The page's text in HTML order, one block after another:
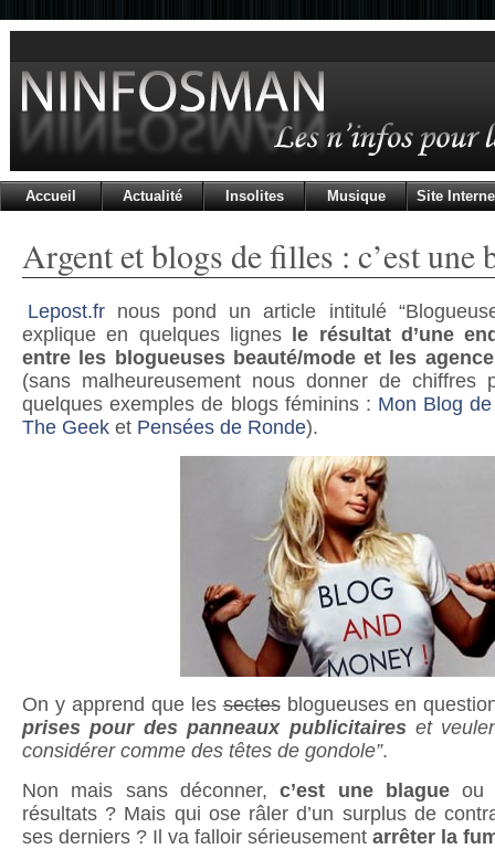
Accueil Actualité Insolites Musique Site
Argent et blogs de filles : c’est une
Lepost.fr nous pond un article intitulé
explique en quelques lignes
le résultat d’une
entre les blogueuses beauté/mode et les
(sans malheureusement nous donner de chiffres
quelques exemples de blogs féminins : Mon Blog
The Geek et Pensées de Ronde).
On y apprend que lessectesblogueuses en
prises pour des panneaux publicitaireset
considérer comme des têtes de gondole”.
Non mais sans déconner,c’est une blagueou
résultats ? Mais qui ose râler d’un surplus de
ses derniers ? Il va falloir sérieusement arrêter la